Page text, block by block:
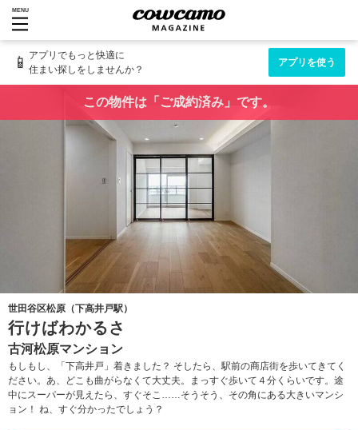
MENU
📱 アプリでもっと快適に
住まい探しをしませんか？
アプリを使う
この物件は「ご成約済み」です。
世田谷区松原（下高井戸駅）
行けばわかるさ
古河松原マンション
もしもし、「下高井戸」着きました？ そしたら、駅前の商店街を歩いてきてく
ださい。あ、どこも曲がらなくて大丈夫。まっすぐ歩いて４分くらいです。途
中にスーパーが見えたら、すぐそこ……そうそう、その角にある大きいマンシ
ョン！ ね、すぐ分かったでしょう？